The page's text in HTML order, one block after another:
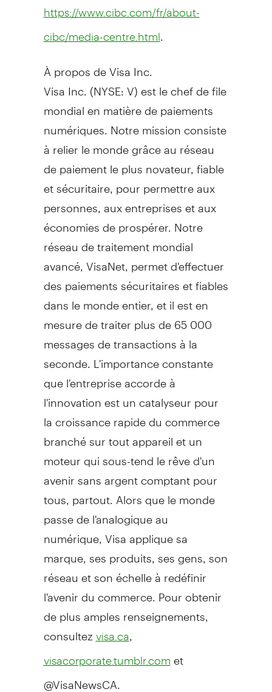
https://www.cibc.com/fr/about-
cibc/media-centre.html
À propos de Visa Inc.
Visa Inc. (NYSE: V) est le chef de file
mondial en matière de paiements
numériques. Notre mission consiste
à relier le monde grâce au réseau
de paiement le plus novateur, fiable
et sécuritaire, pour permettre aux
personnes, aux entreprises et aux
économies de prospérer. Notre
réseau de traitement mondial
avancé, VisaNet, permet d'effectuer
des paiements sécuritaires et fiables
dans le monde entier, et il est en
mesure de traiter plus de 65 000
messages de transactions à la
seconde. L'importance constante
que l'entreprise accorde à
l'innovation est un catalyseur pour
la croissance rapide du commerce
branché sur tout appareil et un
moteur qui sous-tend le rêve d'un
avenir sans argent comptant pour
tous, partout. Alors que le monde
passe de l'analogique au
numérique, Visa applique sa
marque, ses produits, ses gens, son
réseau et son échelle à redéfinir
l'avenir du commerce. Pour obtenir
de plus amples renseignements,
consultez visa.ca
visacorporate.tumblr.com et
@VisaNewsCA.